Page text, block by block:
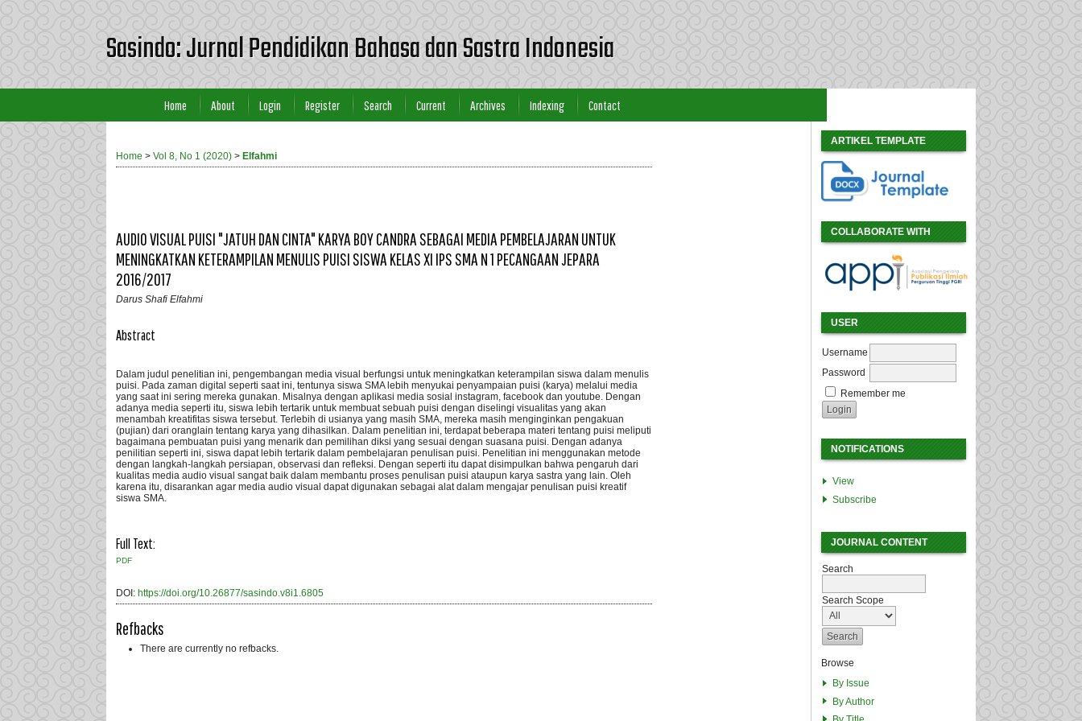
Sasindo: Jurnal Pendidikan Bahasa dan Sastra Indonesia
ARTIKEL TEMPLATE
COLLABORATE WITH
USER
Username
Password
Remember me
NOTIFICATIONS
View
Subscribe
JOURNAL CONTENT
Search
Search Scope
Browse
By Issue
By Author
Home About Login Register Search Current Archives Indexing Contact
Home > Vol 8, No 1 (2020) > Elfahmi
AUDIO VISUAL PUISI "JATUH DAN CINTA" KARYA BOY CANDRA SEBAGAI MEDIA PEMBELAJARAN UNTUK
MENINGKATKAN KETERAMPILAN MENULIS PUISI SISWA KELAS XI IPS SMA N 1 PECANGAAN JEPARA
2016/2017
Darus Shafi Elfahmi
Abstract
Dalam judul penelitian ini, pengembangan media visual berfungsi untuk meningkatkan keterampilan siswa dalam menulis
puisi. Pada zaman digital seperti saat ini, tentunya siswa SMA lebih menyukai penyampaian puisi (karya) melalui media
yang saat ini sering mereka gunakan. Misalnya dengan aplikasi media sosial instagram, facebook dan youtube. Dengan
adanya media seperti itu, siswa lebih tertarik untuk membuat sebuah puisi dengan diselingi visualitas yang akan
menambah kreatifitas siswa tersebut. Terlebih di usianya yang masih SMA, mereka masih menginginkan pengakuan
(pujian) dari oranglain tentang karya yang dihasilkan. Dalam penelitian ini, terdapat beberapa materi tentang puisi meliputi
bagaimana pembuatan puisi yang menarik dan pemilihan diksi yang sesuai dengan suasana puisi. Dengan adanya
penilitian seperti ini, siswa dapat lebih tertarik dalam pembelajaran penulisan puisi. Penelitian ini menggunakan metode
dengan langkah-langkah persiapan, observasi dan refleksi. Dengan seperti itu dapat disimpulkan bahwa pengaruh dari
kualitas media audio visual sangat baik dalam membantu proses penulisan puisi ataupun karya sastra yang lain. Oleh
karena itu, disarankan agar media audio visual dapat digunakan sebagai alat dalam mengajar penulisan puisi kreatif
siswa SMA.
Full Text:
PDF
DOI: https://doi.org/10.26877/sasindo.v8i1.6805
Refbacks
There are currently no refbacks.